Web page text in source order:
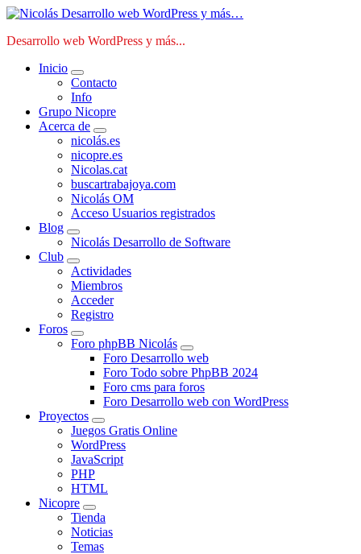
Saltar
contenido
Desarrollo web WordPress y más...
Inicio
Contacto
Info
Grupo Nicopre
Acerca de
nicolás.es
nicopre.es
Nicolas.cat
buscartrabajoya.com
Nicolás OM
Acceso Usuarios registrados
Blog
Nicolás Desarrollo de Software
Club
Actividades
Miembros
Acceder
Registro
Foros
Foro phpBB Nicolás
Foro Desarrollo web
Foro Todo sobre PhpBB 2024
Foro cms para foros
Foro Desarrollo web con WordPress
Proyectos
Juegos Gratis Online
WordPress
JavaScript
PHP
HTML
Nicopre
Tienda
Noticias
Temas